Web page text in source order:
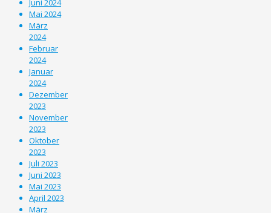
Mai 2024
März
2024
Februar
2024
Januar
2024
Dezember
2023
November
2023
Oktober
2023
Juli 2023
Juni 2023
Mai 2023
April 2023
März